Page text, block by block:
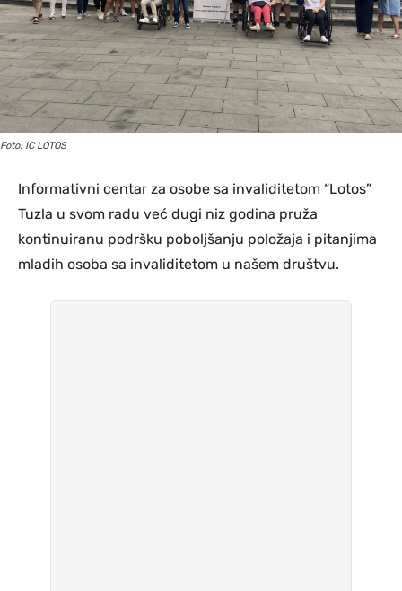
Foto: IC LOTOS
Informativni centar za osobe sa invaliditetom “Lotos”
Tuzla u svom radu već dugi niz godina pruža
kontinuiranu podršku poboljšanju položaja i pitanjima
mladih osoba sa invaliditetom u našem društvu.